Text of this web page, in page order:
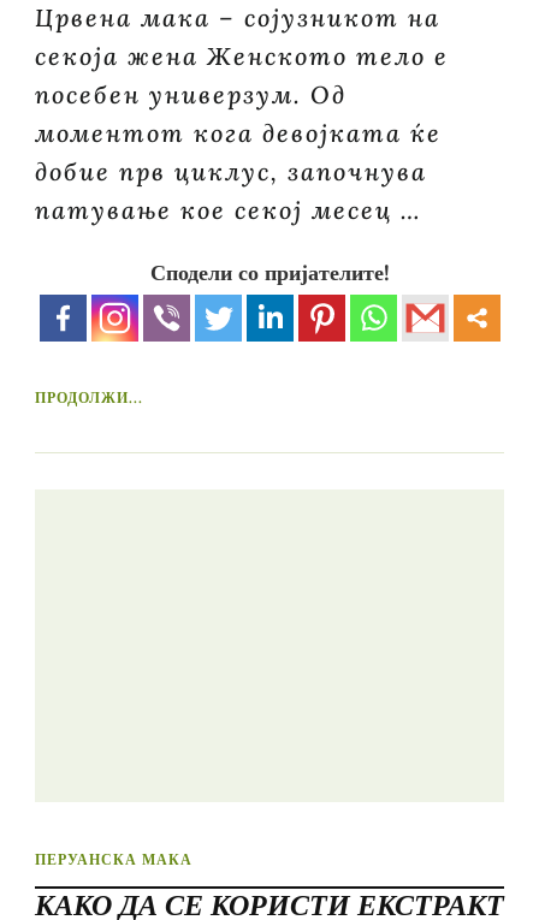
Црвена мака – сојузникот на
секоја жена Женското тело е
посебен универзум. Од
моментот кога девојката ќе
добие прв циклус, започнува
патување кое секој месец …
Сподели со пријателите!
ПРОДОЛЖИ...
ПЕРУАНСКА МАКА
КАКО ДА СЕ КОРИСТИ ЕКСТРАКТ